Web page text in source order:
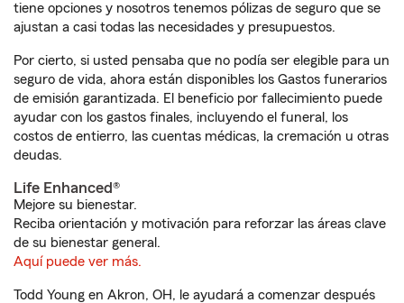
tiene opciones y nosotros tenemos pólizas de seguro que se
ajustan a casi todas las necesidades y presupuestos.
Por cierto, si usted pensaba que no podía ser elegible para un
seguro de vida, ahora están disponibles los Gastos funerarios
de emisión garantizada. El beneficio por fallecimiento puede
ayudar con los gastos finales, incluyendo el funeral, los
costos de entierro, las cuentas médicas, la cremación u otras
deudas.
Life Enhanced®
Mejore su bienestar.
Reciba orientación y motivación para reforzar las áreas clave
de su bienestar general.
Aquí puede ver más.
Todd Young en Akron, OH, le ayudará a comenzar después